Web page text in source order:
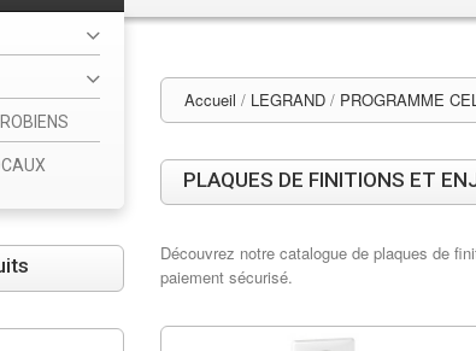
Accueil / LEGRAND / PROGRAMME
PLAQUES DE FINITIONS ET
Découvrez notre catalogue de plaques de
paiement sécurisé.